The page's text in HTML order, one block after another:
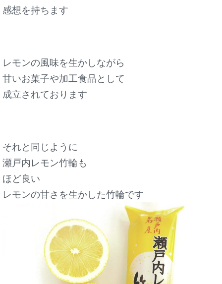
感想を持ちます
レモンの風味を生かしながら
甘いお菓子や加工食品として
成立されております
それと同じように
瀬戸内レモン竹輪も
ほど良い
レモンの甘さを生かした竹輪です